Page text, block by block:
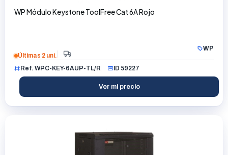
WP Módulo Keystone ToolFree Cat 6A Rojo
WP
Últimas 2 uni.
Ref. WPC-KEY-6AUP-TL/R
ID 59227
Ver mi precio